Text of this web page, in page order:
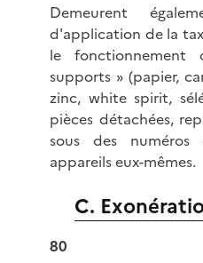
Demeurent
d'application de la
le fonctionnement
supports » (papier,
zinc, white spirit,
pièces détachées,
sous des
appareils eux-mêmes.
C.
80